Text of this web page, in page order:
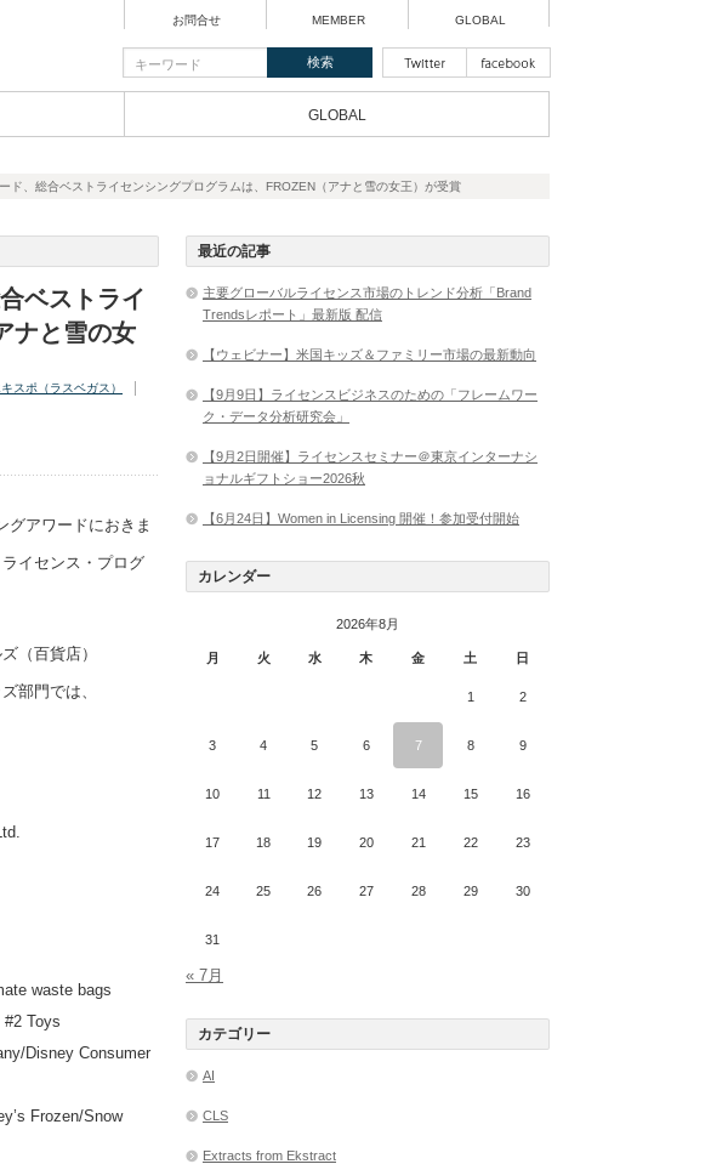
お問合せ MEMBER GLOBAL
GLOBAL
ド、総合ベストライセンシングプログラムは、FROZEN（アナと雪の女王）が受賞
ベストライ
ナと雪の女
スポ（ラスベガス）
グアワードにおきま
イセンス・プログ
（百貨店）
部門では、
waste bags
Toys
Disney Consumer
Frozen/Snow
最近の記事
主要グローバルライセンス市場のトレンド分析「Brand
Trendsレポート」最新版 配信
【ウェビナー】米国キッズ＆ファミリー市場の最新動向
【9月9日】ライセンスビジネスのための「フレームワー
ク・データ分析研究会」
【9月2日開催】ライセンスセミナー＠東京インターナシ
ョナルギフトショー2026秋
【6月24日】Women in Licensing 開催！参加受付開始
カレンダー
2026年8月
月 火 水 木 金 土 日
1 2
3 4 5 6 7 8 9
10 11 12 13 14 15 16
17 18 19 20 21 22 23
24 25 26 27 28 29 30
31
« 7月
カテゴリー
AI
CLS
Extracts from Ekstract